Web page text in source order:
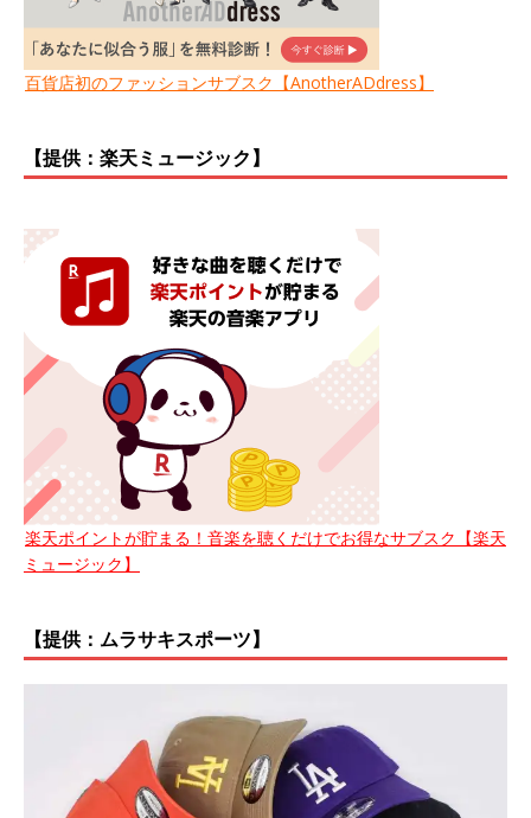
百貨店初のファッションサブスク【AnotherADdress】
【提供：楽天ミュージック】
楽天ポイントが貯まる！音楽を聴くだけでお得なサブスク【楽天
ミュージック】
【提供：ムラサキスポーツ】